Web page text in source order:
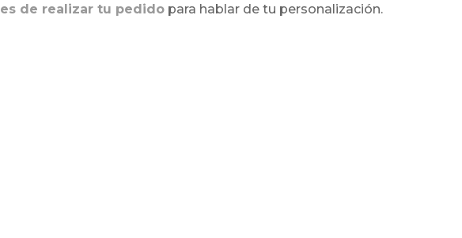
de realizar tu pedidopara hablar de tu personalización.